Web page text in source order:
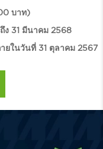
บาท)
ง 31 มีนาคม 2568
ยในวันที่ 31 ตุลาคม 2567